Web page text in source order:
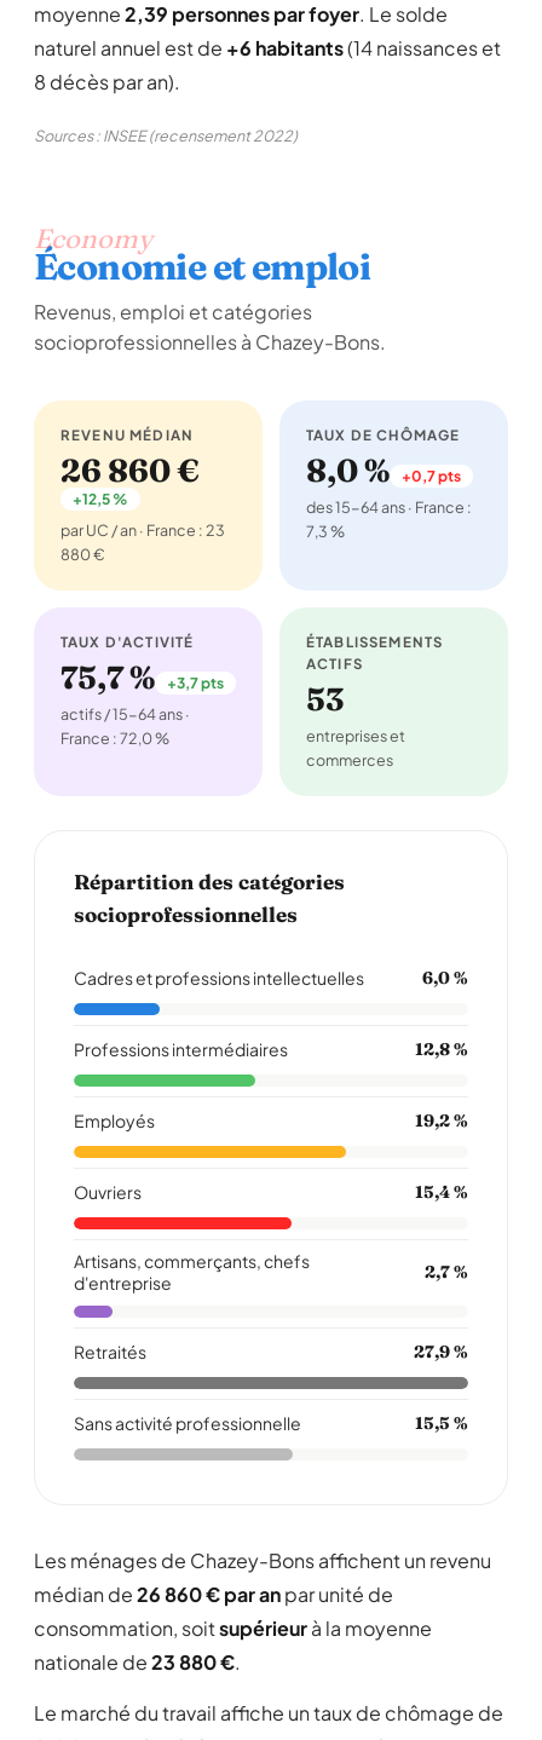
moyenne2,39 personnes par foyer. Le solde
naturel annuel est de +6 habitants(14 naissances et
8 décès par an).
Sources : INSEE (recensement 2022)
Economy
Économie et emploi
Revenus, emploi et catégories
socioprofessionnelles à Chazey-Bons.
REVENU MÉDIAN
26 860 €
+12,5 %
par UC / an · France : 23
880 €
TAUX DE CHÔMAGE
8,0 % +0,7 pts
des 15-64 ans · France :
7,3 %
TAUX D'ACTIVITÉ
75,7 % +3,7 pts
actifs / 15-64 ans ·
France : 72,0 %
ÉTABLISSEMENTS
ACTIFS
53
entreprises et
commerces
Répartition des catégories
socioprofessionnelles
Cadres et professions intellectuelles 6,0 %
Professions intermédiaires 12,8 %
Employés 19,2 %
Ouvriers 15,4 %
Artisans, commerçants, chefs
d'entreprise
2,7 %
Retraités 27,9 %
Sans activité professionnelle 15,5 %
Les ménages de Chazey-Bons affichent un revenu
médian de26 860 € par anpar unité de
consommation, soitsupérieurà la moyenne
nationale de23 880 €.
Le marché du travail affiche un taux de chômage de